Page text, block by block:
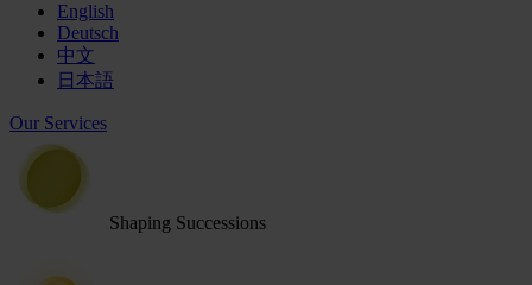
English
Deutsch
中文
日本語
Our Services
Shaping Successions